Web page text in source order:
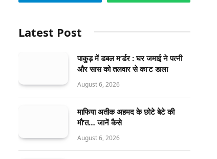
Latest Post
पाकुड़ में डबल म’र्डर : घर जमाई ने पत्नी
और सास को तलवार से का’ट डाला
August 6, 2026
माफिया अतीक अहमद के छोटे बेटे की
मौ’त… जानें कैसे
August 6, 2026